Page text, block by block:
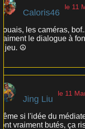
Caloris46
le 11
Mouais, les caméras,
vraiment le dialogue à
le jeu. ☮️
Jing Liu
le 11
Même si l'idée du
sont vraiment butés, ça